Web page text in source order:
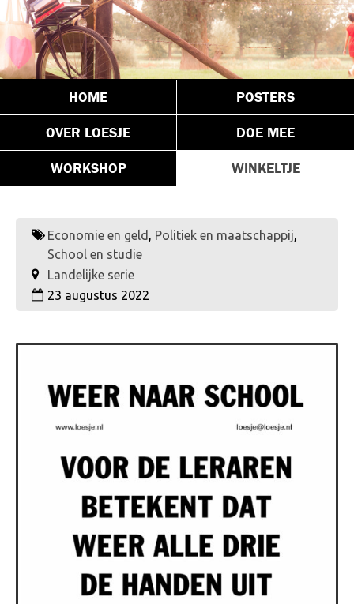
HOME POSTERS
OVER LOESJE DOE MEE
WORKSHOP WINKELTJE
Economie en geld , Politiek en maatschappij,
School en studie
Landelijke serie
23 augustus 2022